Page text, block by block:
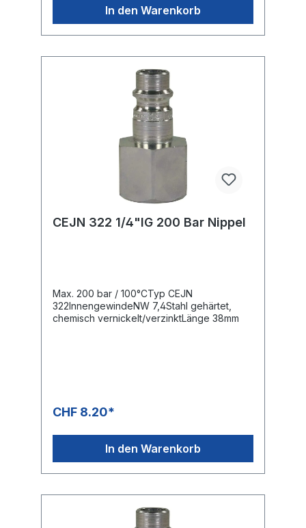
In den Warenkorb
CEJN 322 1/4"IG 200 Bar Nippel
Max. 200 bar / 100°CTyp CEJN
322InnengewindeNW 7,4Stahl gehärtet,
chemisch vernickelt/verzinktLänge 38mm
CHF 8.20*
In den Warenkorb